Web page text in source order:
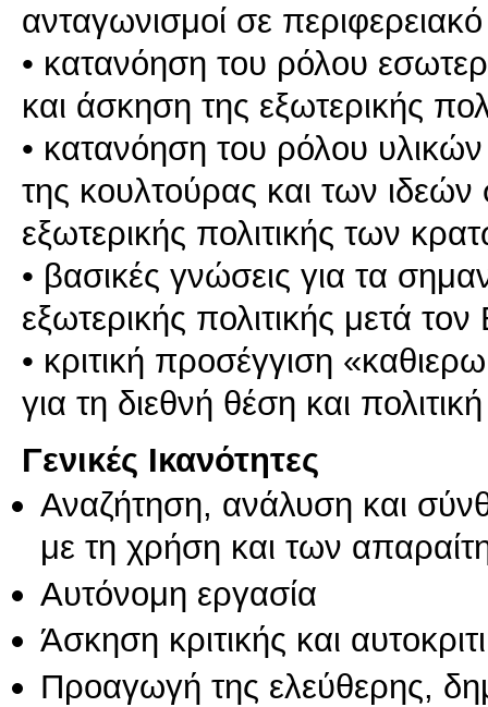
ανταγωνισμοί σε
• κατανόηση του ρόλου
και άσκηση της εξωτερικής
• κατανόηση του ρόλου
της κουλτούρας και των
εξωτερικής πολιτικής των
• βασικές γνώσεις για τα
εξωτερικής πολιτικής μετά
• κριτική προσέγγιση
για τη διεθνή θέση και
Γενικές Ικανότητες
Αναζήτηση, ανάλυση και
με τη χρήση και των
Αυτόνομη εργασία
Άσκηση κριτικής και
Προαγωγή της ελεύθερης,